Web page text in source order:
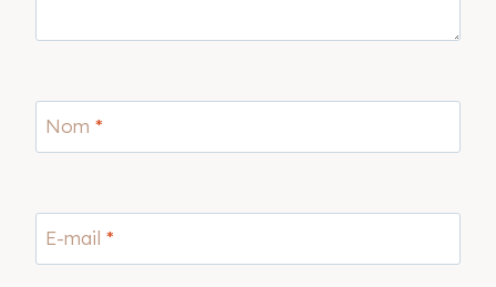
Nom *
E-mail *